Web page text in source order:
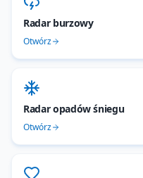
Radar burzowy
Otwórz
Radar opadów śniegu
Otwórz